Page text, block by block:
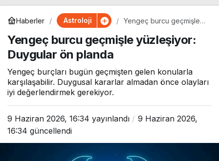
Haberler Astroloji
Yengeç burcu geçmişle
planda
Yengeç burcu geçmişle yüzleşiyor:
Duygular ön planda
Yengeç burçları bugün geçmişten gelen konularla
karşılaşabilir. Duygusal kararlar almadan önce olayları
iyi değerlendirmek gerekiyor.
9 Haziran 2026, 16:34 yayınlandı
9 Haziran 2026,
16:34 güncellendi